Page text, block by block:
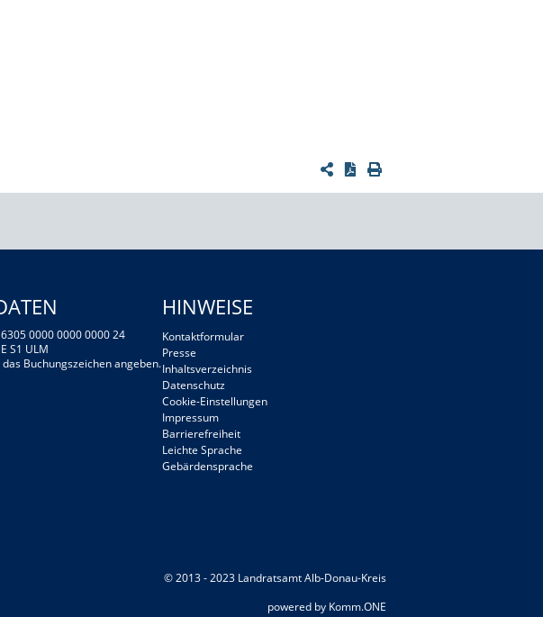
0000 0000 0000 24
S1 ULM
Buchungszeichen angeben.
HINWEISE
Kontaktformular
Presse
Inhaltsverzeichnis
Datenschutz
Cookie-Einstellungen
Impressum
Barrierefreiheit
Leichte Sprache
Gebärdensprache
© 2013 - 2023 Landratsamt Alb-Donau-Kreis
powered by Komm.ONE